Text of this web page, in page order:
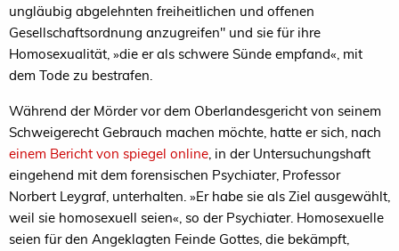
ungläubig abgelehnten freiheitlichen und offenen
Gesellschaftsordnung anzugreifen" und sie für ihre
Homosexualität, »die er als schwere Sünde empfand«, mit
dem Tode zu bestrafen.
Während der Mörder vor dem Oberlandesgericht von seinem
Schweigerecht Gebrauch machen möchte, hatte er sich, nach
einem Bericht von spiegel online, in der Untersuchungshaft
eingehend mit dem forensischen Psychiater, Professor
Norbert Leygraf, unterhalten. »Er habe sie als Ziel ausgewählt,
weil sie homosexuell seien«, so der Psychiater. Homosexuelle
seien für den Angeklagten Feinde Gottes, die bekämpft,